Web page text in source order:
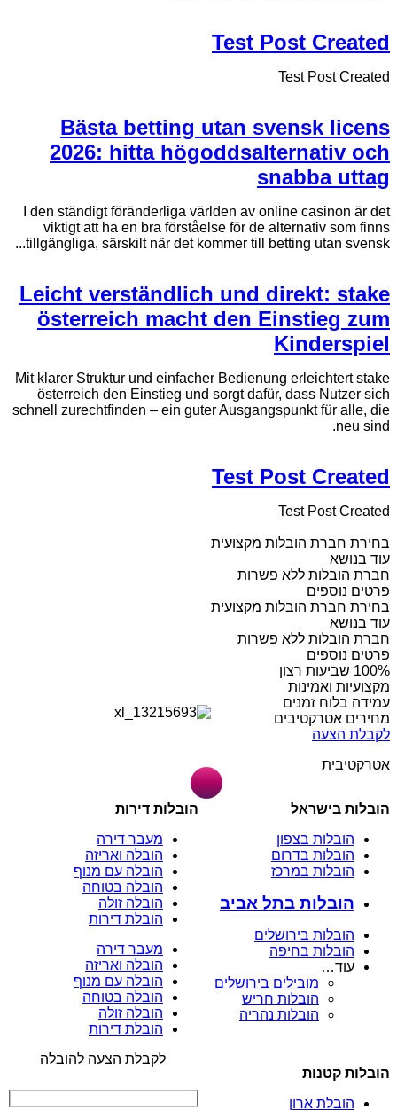
Test Post Created
Test Post Created
Bästa betting utan svensk licens
2026: hitta högoddsalternativ och
snabba uttag
I den ständigt föränderliga världen av online casinon är det
viktigt att ha en bra förståelse för de alternativ som finns
tillgängliga, särskilt när det kommer till betting utan svensk...
Leicht verständlich und direkt: stake
österreich macht den Einstieg zum
Kinderspiel
Mit klarer Struktur und einfacher Bedienung erleichtert stake
österreich den Einstieg und sorgt dafür, dass Nutzer sich
schnell zurechtfinden – ein guter Ausgangspunkt für alle, die
neu sind.
Test Post Created
Test Post Created
בחירת חברת הובלות מקצועית
עוד בנושא
חברת הובלות ללא פשרות
פרטים נוספים
בחירת חברת הובלות מקצועית
עוד בנושא
חברת הובלות ללא פשרות
פרטים נוספים
מקצועיות ואמינות
עמידה בלוח זמנים
מחירים אטרקטיבים
לקבלת הצעה
אטרקטיבית
הובלות בישראל
הובלות בצפון
הובלות בדרום
הובלות במרכז
הובלות בתל אביב
הובלות בירושלים
הובלות בחיפה
עוד…
מובילים בירושלים
הובלות חריש
הובלות נהריה
הובלות דירות
מעבר דירה
הובלה ואריזה
הובלה עם מנוף
הובלה בטוחה
הובלה זולה
הובלת דירות
מעבר דירה
הובלה ואריזה
הובלה עם מנוף
הובלה בטוחה
הובלה זולה
הובלת דירות
הובלות קטנות
הובלת ארון
לקבלת הצעה להובלה